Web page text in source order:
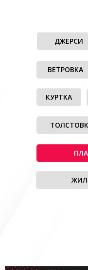
ДЖЕРСИ
ВЕТРОВКА
КУРТКА